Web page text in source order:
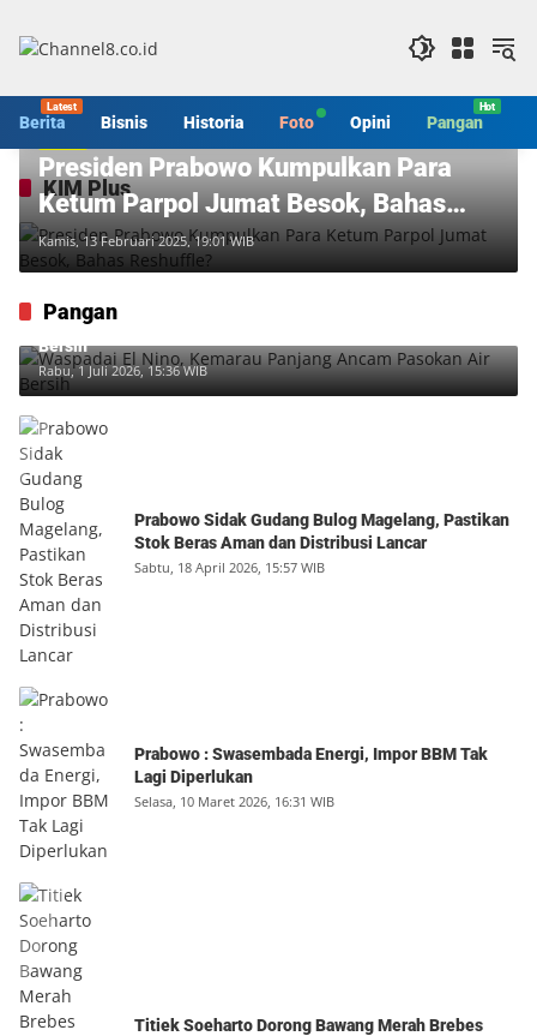
konten
Berita Bisnis Historia Foto Opini Pangan
KIM Plus
Presiden Prabowo Kumpulkan Para
Ketum Parpol Jumat Besok, Bahas
Reshuffle?
Kamis, 13 Februari 2025, 19:01 WIB
Pangan
Waspadai El Nino, Kemarau Panjang Ancam Pasokan Air
Bersih
Rabu, 1 Juli 2026, 15:36 WIB
Prabowo Sidak Gudang Bulog Magelang, Pastikan
Stok Beras Aman dan Distribusi Lancar
Sabtu, 18 April 2026, 15:57 WIB
Prabowo : Swasembada Energi, Impor BBM Tak
Lagi Diperlukan
Selasa, 10 Maret 2026, 16:31 WIB
Titiek Soeharto Dorong Bawang Merah Brebes